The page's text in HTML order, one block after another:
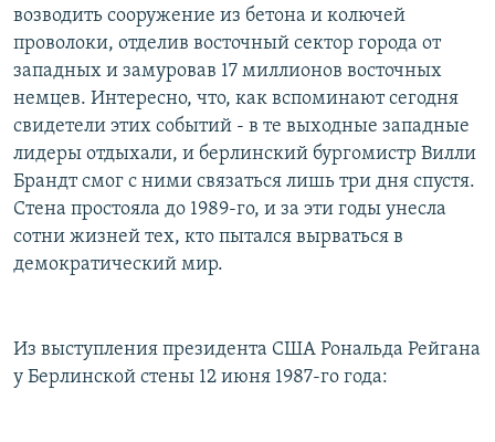
возводить сооружение из бетона и колючей
проволоки, отделив восточный сектор города от
западных и замуровав 17 миллионов восточных
немцев. Интересно, что, как вспоминают сегодня
свидетели этих событий - в те выходные западные
лидеры отдыхали, и берлинский бургомистр Вилли
Брандт смог с ними связаться лишь три дня спустя.
Стена простояла до 1989-го, и за эти годы унесла
сотни жизней тех, кто пытался вырваться в
демократический мир.
Из выступления президента США Рональда Рейгана
у Берлинской стены 12 июня 1987-го года: